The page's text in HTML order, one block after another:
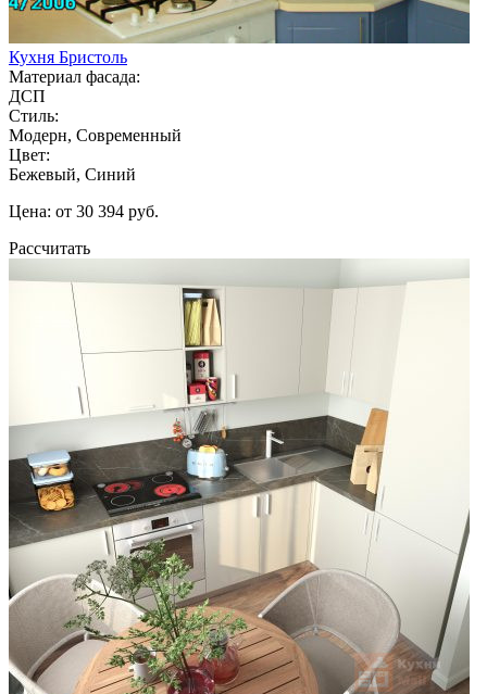
Кухня Бристоль
Материал фасада:
ДСП
Стиль:
Модерн, Современный
Цвет:
Бежевый, Синий
Цена: от 30 394 руб.
Рассчитать